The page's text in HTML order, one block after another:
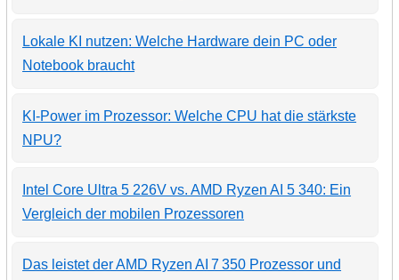
Lokale KI nutzen: Welche Hardware dein PC oder
Notebook braucht
KI-Power im Prozessor: Welche CPU hat die stärkste
NPU?
Intel Core Ultra 5 226V vs. AMD Ryzen AI 5 340: Ein
Vergleich der mobilen Prozessoren
Das leistet der AMD Ryzen AI 7 350 Prozessor und